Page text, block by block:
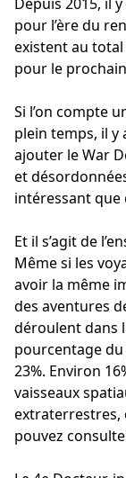
pour l’ère du
existent au total
pour le prochain
Si l’on compte
plein temps, il y
ajouter le War
et
intéressant que
Et il s’agit de
Même si les
avoir la même
des aventures
déroulent dans
pourcentage du
23%. Environ
vaisseaux
extraterrestres,
pouvez